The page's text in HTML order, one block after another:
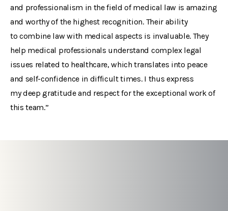
and professionalism in the field of medical law is amazing
and worthy of the highest recognition. Their ability
to combine law with medical aspects is invaluable. They
help medical professionals understand complex legal
issues related to healthcare, which translates into peace
and self-confidence in difficult times. I thus express
my deep gratitude and respect for the exceptional work of
this team.”